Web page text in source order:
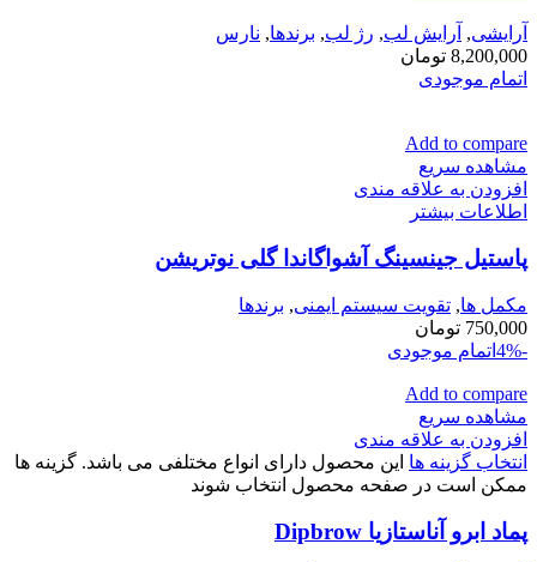
آرایشی, آرايش لب, رژ لب, برندها, نارس
8,200,000 تومان
اتمام موجودی
Add to compare
مشاهده سریع
افزودن به علاقه مندی
اطلاعات بیشتر
پاستیل جینسینگ آشواگاندا گلی نوتریشن
مكمل ها, تقویت سیستم ایمنی, برندها
750,000 تومان
-4%
اتمام موجودی
Add to compare
مشاهده سریع
افزودن به علاقه مندی
انتخاب گزینه ها این محصول دارای انواع مختلفی می باشد. گزینه ها
ممکن است در صفحه محصول انتخاب شوند
پماد ابرو آناستازيا Dipbrow